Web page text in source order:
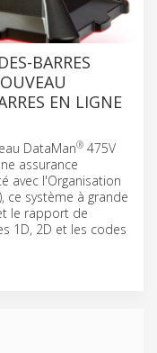
BARRES
EN LIGNE
DataMan® 475V
assurance
avec l'Organisation
ce système à grande
le rapport de
1D, 2D et les codes